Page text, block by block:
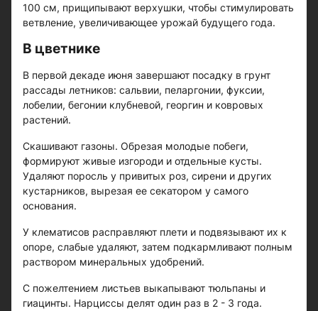
100 см, прищипывают верхушки, чтобы стимулировать
ветвление, увеличивающее урожай будущего года.
В цветнике
В первой декаде июня завершают посадку в грунт
рассады летников: сальвии, пеларгонии, фуксии,
лобелии, бегонии клубневой, георгин и ковровых
растений.
Скашивают газоны. Обрезая молодые побеги,
формируют живые изгороди и отдельные кусты.
Удаляют поросль у привитых роз, сирени и других
кустарников, вырезая ее секатором у самого
основания.
У клематисов расправляют плети и подвязывают их к
опоре, слабые удаляют, затем подкармливают полным
раствором минеральных удобрений.
С пожелтением листьев выкапывают тюльпаны и
гиацинты. Нарциссы делят один раз в 2 - 3 года.